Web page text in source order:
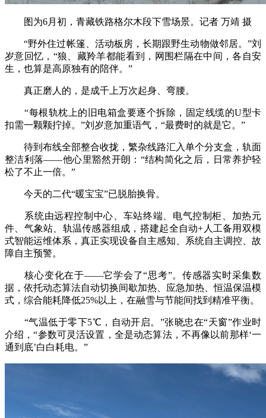
图为6月初，青藏铁路格尔木段下雪场景。记者 万靖 摄
“野外住过帐篷、活动板房，长期跟野生动物做邻居。”刘
岁意回忆，“狼、藏羚羊都能看到，网围栏隔在中间，各自安
生，也算是高原独有的陪伴。”
真正磨人的，是成千上万次起身、弯腰。
“每根轨枕上的旧电箱盒要逐个拆除，固定线缆的U型卡
扣需一颗颗拧掉。”刘岁意加重语气，“最费时的就是它。”
待到布线全部整合收拢，繁杂线路汇入单个分支盒，轨面
整洁利落——他心里豁然开朗：“结构简化之后，日常养护轻
松了不止一倍。”
今天的二代“暖宝宝”已脱胎换骨。
系统由远程控制中心、车站终端、电气控制柜、加热元
件、气象站、轨温传感器组成，搭建起全自动+人工备用双模
式智能运维体系，真正实现设备自主感知、系统自主调控、故
障自主预警。
核心变化在于——它学会了“思考”。传感器实时采集数
据，依托动态算法自动切换间歇加热、应急加热、恒温保温模
式，综合能耗降低25%以上，在融雪与节能间找到精准平衡。
“气温低于零下5℃，自动开启。”张晓忠在“天窗”作业时
介绍，“参数可灵活设置，全是动态算法，不再像以前那样‘一
通到底’白白耗电。”